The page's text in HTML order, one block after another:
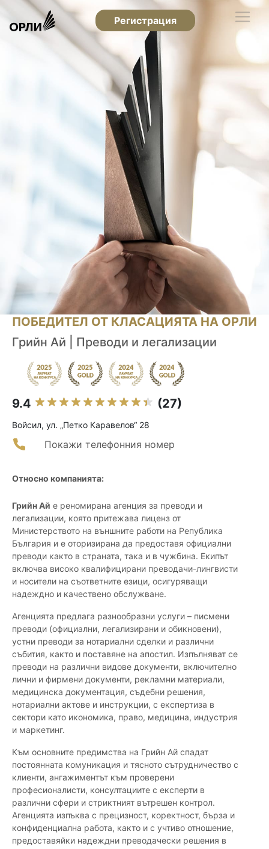
Регистрация
ПОБЕДИТЕЛ ОТ КЛАСАЦИЯТА НА ОРЛИ
Грийн Ай | Преводи и легализации
9.4 (27)
Войсил, ул. „Петко Каравелов“ 28
Покажи телефонния номер
Относно компанията:
Грийн Ай е реномирана агенция за преводи и
легализации, която притежава лиценз от
Министерството на външните работи на Република
България и е оторизирана да предоставя официални
преводи както в страната, така и в чужбина. Екипът
включва високо квалифицирани преводачи-лингвисти
и носители на съответните езици, осигуряващи
надеждно и качествено обслужване.
Агенцията предлага разнообразни услуги – писмени
преводи (официални, легализирани и обикновени),
устни преводи за нотариални сделки и различни
събития, както и поставяне на апостил. Изпълняват се
преводи на различни видове документи, включително
лични и фирмени документи, рекламни материали,
медицинска документация, съдебни решения,
нотариални актове и инструкции, с експертиза в
сектори като икономика, право, медицина, индустрия
и маркетинг.
Към основните предимства на Грийн Ай спадат
постоянната комуникация и тясното сътрудничество с
клиенти, ангажиментът към проверени
професионалисти, консултациите с експерти в
различни сфери и стриктният вътрешен контрол.
Агенцията изпъква с прецизност, коректност, бърза и
конфиденциална работа, както и с учтиво отношение,
предоставяйки надеждни преводачески решения в